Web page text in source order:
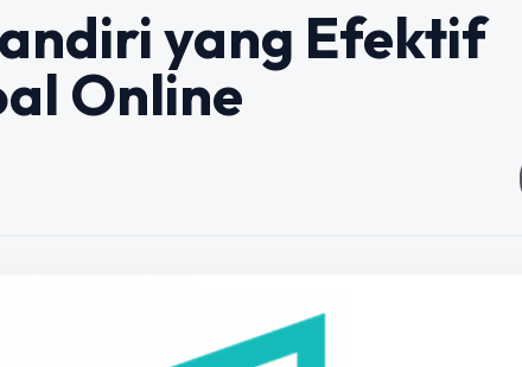
yang Efektif
Online